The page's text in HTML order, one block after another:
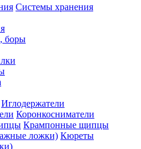
Системы хранения
боры
Иглодержатели
Коронкосниматели
Крампонные щипцы
Кюреты